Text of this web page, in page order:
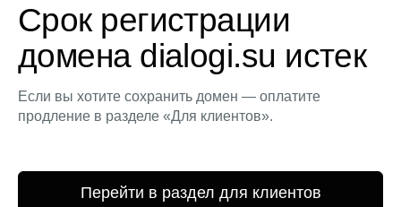
Срок регистрации
домена dialogi.su истек
Если вы хотите сохранить домен — оплатите
продление в разделе «Для клиентов».
Перейти в раздел для клиентов